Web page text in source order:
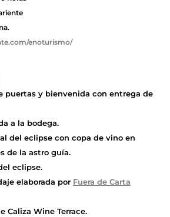
enoturismo/
puertas y bienvenida con entrega de
a la bodega.
del eclipse con copa de vino en
de la astro guía.
eclipse.
elaborada por Fuera de Carta
Caliza Wine Terrace.